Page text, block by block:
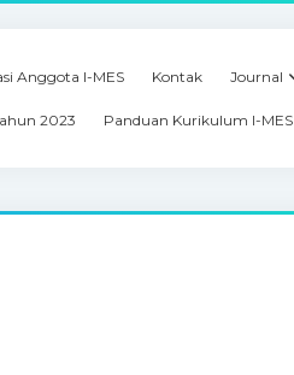
Anggota I-MES Kontak Journal
2023 Panduan Kurikulum I-MES